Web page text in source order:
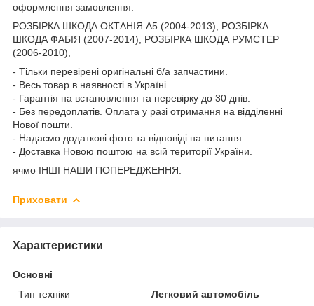
оформлення замовлення.
РОЗБІРКА ШКОДА ОКТАНІЯ A5 (2004-2013), РОЗБІРКА
ШКОДА ФАБІЯ (2007-2014), РОЗБІРКА ШКОДА РУМСТЕР
(2006-2010),
- Тільки перевірені оригінальні б/а запчастини.
- Весь товар в наявності в Україні.
- Гарантія на встановлення та перевірку до 30 днів.
- Без передоплатів. Оплата у разі отримання на відділенні
Нової пошти.
- Надаємо додаткові фото та відповіді на питання.
- Доставка Новою поштою на всій території України.
ячмо ІНШІ НАШИ ПОПЕРЕДЖЕННЯ.
Приховати
Характеристики
Основні
Тип техніки
Легковий автомобіль